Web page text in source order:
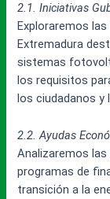
2.1. Iniciativas
Exploraremos
Extremadura
sistemas
los requisitos
los ciudadanos y
2.2. Ayudas
Analizaremos
programas de
transición a la